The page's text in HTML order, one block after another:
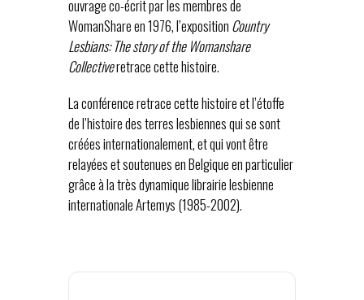
ouvrage co-écrit par les membres de
WomanShare en 1976, l’exposition Country
Lesbians: The story of the Womanshare
Collectiveretrace cette histoire.
La conférence retrace cette histoire et l’étoffe
de l’histoire des terres lesbiennes qui se sont
créées internationalement, et qui vont être
relayées et soutenues en Belgique en particulier
grâce à la très dynamique librairie lesbienne
internationale Artemys (1985-2002).